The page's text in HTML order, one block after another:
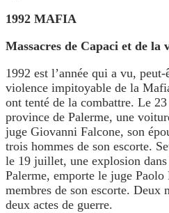
1992 MAFIA
Massacres de Capaci et de la
1992 est l’année qui a vu,
violence impitoyable de la
ont tenté de la combattre. Le
province de Palerme, une
juge Giovanni Falcone, son
trois hommes de son escorte.
le 19 juillet, une explosion
Palerme, emporte le juge
membres de son escorte. Deux
deux actes de guerre.